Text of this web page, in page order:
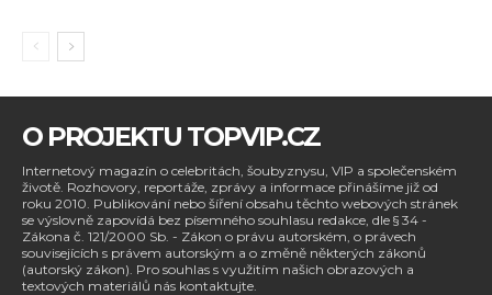
O PROJEKTU TOPVIP.CZ
Internetový magazín o celebritách, šoubyznysu, VIP a společenském
životě. Rozhovory, reportáže, zprávy a informace přinášíme již od
roku 2010. Publikování nebo šíření obsahu těchto webových stránek
se výslovně zapovídá bez písemného souhlasu redakce, dle § 34 -
Zákona č. 121/2000 Sb. - Zákon o právu autorském, o právech
souvisejících s právem autorským a o změně některých zákonů
(autorský zákon). Pro souhlas s využitím našich obrazových a
textových materiálů nás kontaktujte.